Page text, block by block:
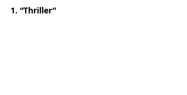
1. “Thriller”